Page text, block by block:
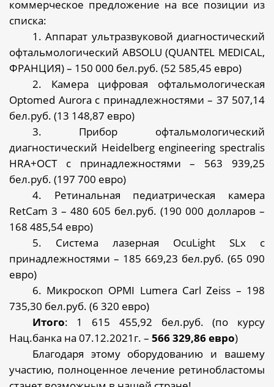
коммерческое предложение на все позиции из
списка:
1. Аппарат ультразвуковой диагностический
офтальмологический ABSOLU (QUANTEL MEDICAL,
ФРАНЦИЯ) – 150 000 бел.руб. (52 585,45 евро)
2. Камера цифровая офтальмологическая
Optomed Aurora с принадлежностями – 37 507,14
бел.руб. (13 148,87 евро)
3. Прибор офтальмологический
диагностический Heidelberg engineering spectralis
HRA+OCT с принадлежностями – 563 939,25
бел.руб. (197 700 евро)
4. Ретинальная педиатрическая камера
RetCam 3 – 480 605 бел.руб. (190 000 долларов –
168 485,54 евро)
5. Система лазерная OcuLight SLx с
принадлежностями – 185 669,23 бел.руб. (65 090
евро)
6. Микроскоп OPMI Lumera Carl Zeiss – 198
735,30 бел.руб. (6 320 евро)
Итого: 1 615 455,92 бел.руб. (по курсу
Нац.банка на 07.12.2021г. – 566 329,86 евро)
Благодаря этому оборудованию и вашему
участию, полноценное лечение ретинобластомы